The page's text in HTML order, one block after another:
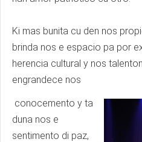
Ki mas bunita cu den nos
brinda nos e espacio pa por
herencia cultural y nos
engrandece nos
conocemento y ta
duna nos e
sentimento di paz,